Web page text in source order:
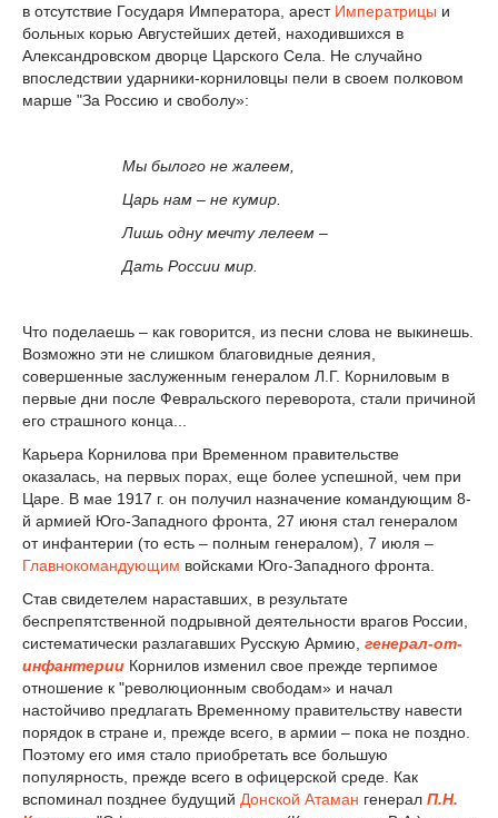
в отсутствие Государя Императора, арест Императрицы и
больных корью Августейших детей, находившихся в
Александровском дворце Царского Села. Не случайно
впоследствии ударники-корниловцы пели в своем полковом
марше "За Россию и своболу»:
Мы былого не жалеем,
Царь нам – не кумир.
Лишь одну мечту лелеем –
Дать России мир.
Что поделаешь – как говорится, из песни слова не выкинешь.
Возможно эти не слишком благовидные деяния,
совершенные заслуженным генералом Л.Г. Корниловым в
первые дни после Февральского переворота, стали причиной
его страшного конца...
Карьера Корнилова при Временном правительстве
оказалась, на первых порах, еще более успешной, чем при
Царе. В мае 1917 г. он получил назначение командующим 8-
й армией Юго-Западного фронта, 27 июня стал генералом
от инфантерии (то есть – полным генералом), 7 июля –
Главнокомандующим войсками Юго-Западного фронта.
Став свидетелем нараставших, в результате
беспрепятственной подрывной деятельности врагов России,
систематически разлагавших Русскую Армию, генерал-от-
инфантерии Корнилов изменил свое прежде терпимое
отношение к "революционным свободам» и начал
настойчиво предлагать Временному правительству навести
порядок в стране и, прежде всего, в армии – пока не поздно.
Поэтому его имя стало приобретать все большую
популярность, прежде всего в офицерской среде. Как
вспоминал позднее будущий Донской Атаман генерал П.Н.